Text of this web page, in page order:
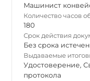
Машинист
Количество часов
180
Срок действия
Без срока
Выдаваемые
Удостоверение,
протокола